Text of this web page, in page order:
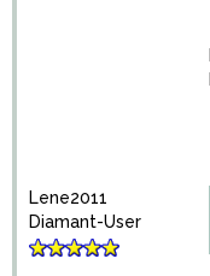
Lene2011
Diamant-User